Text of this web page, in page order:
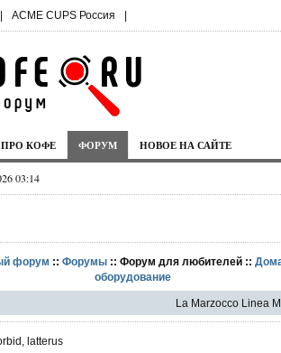
| ACME CUPS Россия |
ПРО КОФЕ ФОРУМ НОВОЕ НА САЙТЕ
03:14
форум ::Форумы :: Форум для любителей ::
оборудование
La Marzocco Linea
latterus